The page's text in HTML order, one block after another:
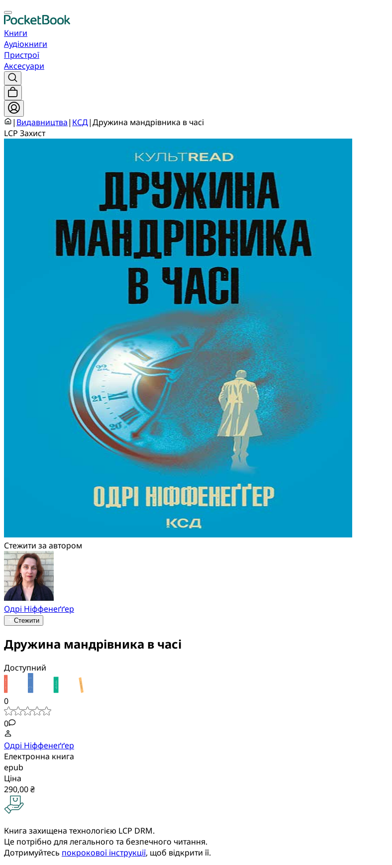
Книги
Аудіокниги
Пристрої
Аксесуари
| Видавництва| КСД|Дружина мандрівника в часі
LCP Захист
Стежити за автором
Одрі Ніффенеґґер
Стежити
Дружина мандрівника в часі
Доступний
0
0
Одрі Ніффенеґґер
Електронна книга
epub
Ціна
290,00 ₴
Книга захищена технологією LCP DRM.
Це потрібно для легального та безпечного читання.
Дотримуйтесь покрокової інструкції, щоб відкрити її.